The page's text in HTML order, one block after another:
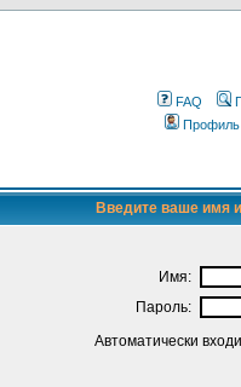
FAQ
Профиль
Введите ваше имя
Имя:
Пароль:
Автоматически